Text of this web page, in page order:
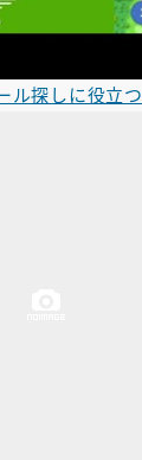
ル探しに役立つ